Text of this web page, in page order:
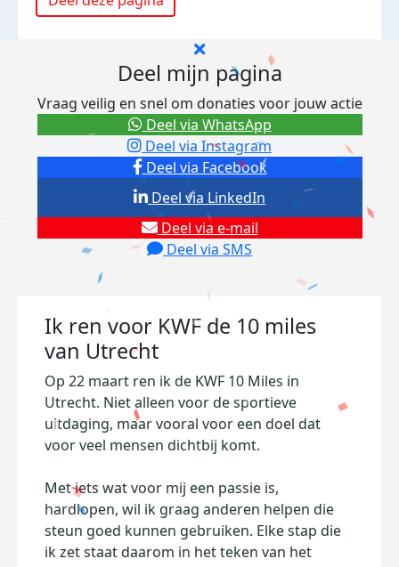
Deel mijn pagina
Vraag veilig en snel om donaties voor jouw actie
Deel via Facebook
Deel via Instagram
Deel via e-mail
Deel via SMS
Deel via LinkedIn
Deel via WhatsApp
Ik ren voor KWF de 10 miles
van Utrecht
Op 22 maart ren ik de KWF 10 Miles in
Utrecht. Niet alleen voor de sportieve
uitdaging, maar vooral voor een doel dat
voor veel mensen dichtbij komt.
Met iets wat voor mij een passie is,
hardlopen, wil ik graag anderen helpen die
steun goed kunnen gebruiken. Elke stap die
ik zet staat daarom in het teken van het